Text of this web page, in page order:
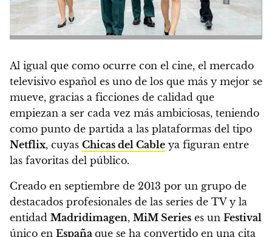
Al igual que como ocurre con el cine, el mercado
televisivo español es uno de los que más y mejor se
mueve, gracias a ficciones de calidad que
empiezan a ser cada vez más ambiciosas, teniendo
como punto de partida a las plataformas del tipo
Netflix, cuyas Chicas del Cable ya figuran entre
las favoritas del público.
Creado en septiembre de 2013 por un grupo de
destacados profesionales de las series de TV y la
entidad Madridimagen, MiM Series es un Festival
único en España que se ha convertido en una cita